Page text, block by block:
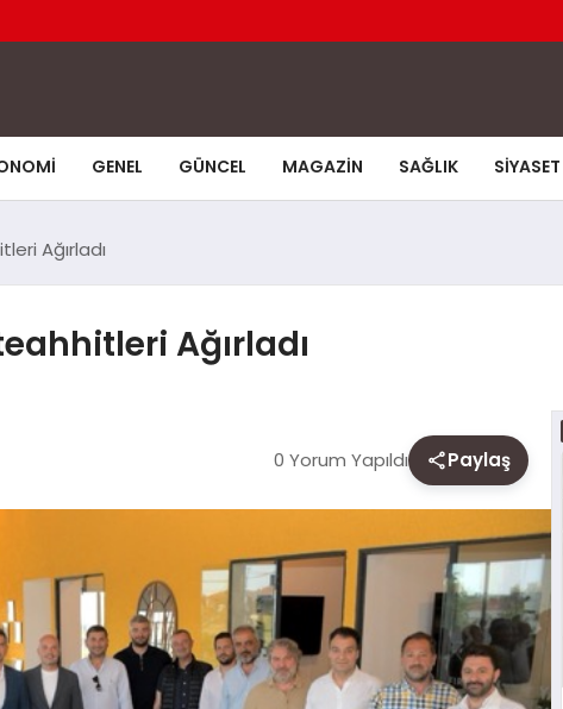
GENEL GÜNCEL MAGAZIN SAĞLIK SIYASET
Ağırladı
Ağırladı
0 Yorum Yapıldı Paylaş